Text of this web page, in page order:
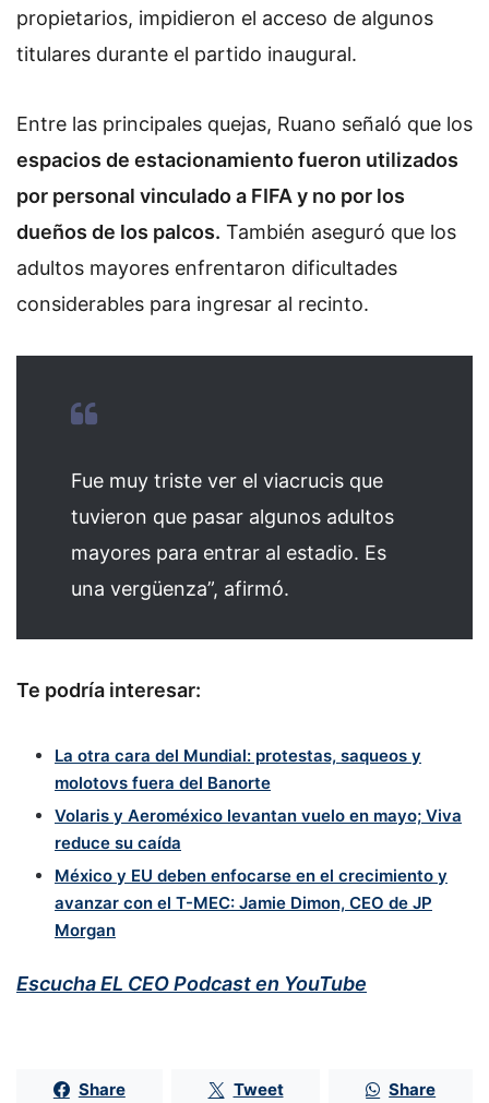
propietarios, impidieron el acceso de algunos
titulares durante el partido inaugural.
Entre las principales quejas, Ruano señaló que los
espacios de estacionamiento fueron utilizados
por personal vinculado a FIFA y no por los
dueños de los palcos. También aseguró que los
adultos mayores enfrentaron dificultades
considerables para ingresar al recinto.
Fue muy triste ver el viacrucis que
tuvieron que pasar algunos adultos
mayores para entrar al estadio. Es
una vergüenza”, afirmó.
Te podría interesar:
La otra cara del Mundial: protestas, saqueos y
molotovs fuera del Banorte
Volaris y Aeroméxico levantan vuelo en mayo; Viva
reduce su caída
México y EU deben enfocarse en el crecimiento y
avanzar con el T-MEC: Jamie Dimon, CEO de JP
Morgan
Escucha EL CEO Podcast en YouTube
Share Tweet Share